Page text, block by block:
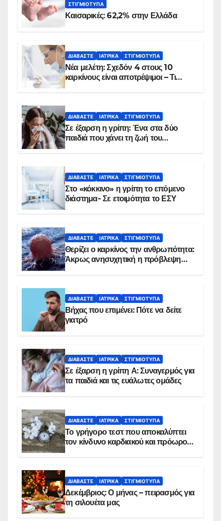
ΣΤΙΓΜΙΌΤΥΠΑ
Καισαρικές: 62,2% στην Ελλάδα
ΔΙΑΒΆΣΤΕ ΙΑΤΡΙΚΆ ΣΤΙΓΜΙΌΤΥΠΑ
Νέα μελέτη: Σχεδόν 4 στους 10
καρκίνους είναι αποτρέψιμοι – Τι
ΔΙΑΒΆΣΤΕ ΙΑΤΡΙΚΆ ΣΤΙΓΜΙΌΤΥΠΑ
Σε έξαρση η γρίπη: Ένα στα δύο
παιδιά που χάνει τη ζωή του
ΔΙΑΒΆΣΤΕ ΙΑΤΡΙΚΆ ΣΤΙΓΜΙΌΤΥΠΑ
Στο «κόκκινο» η γρίπη το επόμενο
διάστημα- Σε ετοιμότητα το ΕΣΥ
ΔΙΑΒΆΣΤΕ ΙΑΤΡΙΚΆ ΣΤΙΓΜΙΌΤΥΠΑ
Θερίζει ο καρκίνος την ανθρωπότητα:
Άκρως ανησυχητική η πρόβλεψη…
ΔΙΑΒΆΣΤΕ ΙΑΤΡΙΚΆ ΣΤΙΓΜΙΌΤΥΠΑ
Βήχας που επιμένει: Πότε να δείτε
γιατρό
ΔΙΑΒΆΣΤΕ ΙΑΤΡΙΚΆ ΣΤΙΓΜΙΌΤΥΠΑ
Σε έξαρση η γρίπη Α: Συναγερμός για
τα παιδιά και τις ευάλωτες ομάδες
ΔΙΑΒΆΣΤΕ ΙΑΤΡΙΚΆ ΣΤΙΓΜΙΌΤΥΠΑ
Το γρήγορο τεστ που αποκαλύπτει
τον κίνδυνο καρδιακού και πρόωρου
ΔΙΑΒΆΣΤΕ ΙΑΤΡΙΚΆ ΣΤΙΓΜΙΌΤΥΠΑ
Δεκέμβριος: Ο μήνας – πειρασμός για
τη σιλουέτα μας